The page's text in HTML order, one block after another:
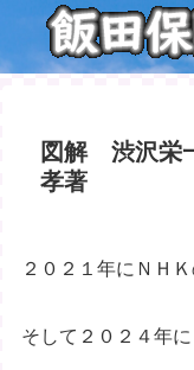
図解 渋沢栄
孝著
２０２１年にＮＨ
そして２０２４年